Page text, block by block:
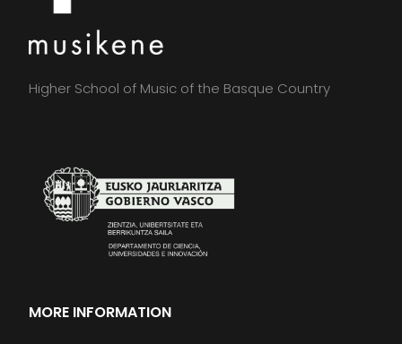
Higher School of Music of the Basque Country
MORE INFORMATION